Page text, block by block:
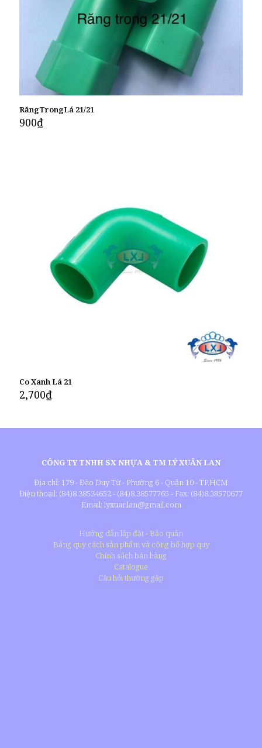
RăngTrongLá 21/21
900₫
Co Xanh Lá 21
2,700₫
CÔNG TY TNHH SX NHỰA & TM LÝ XUÂN LAN
Địa chỉ: 179 - Đào Duy Từ - Phường 6 - Quận 10 - TP.HCM
Điện thoạil: (84)8.38534652 - (84)8.38577765 - Fax: (84)8.38570677
Email: lyxuanlan@gmail.com
Hướng dẫn lắp đặt - Bảo quản
Bảng quy cách sản phẩm và công bố hợp quy
Chính sách bán hàng
Catalogue
Câu hỏi thường gặp